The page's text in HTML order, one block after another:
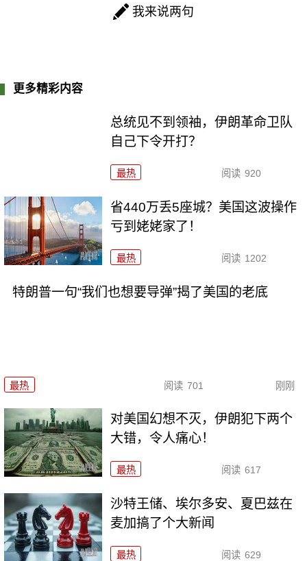
我来说两句
更多精彩内容
总统见不到领袖，伊朗革命卫队
自己下令开打？
最热 阅读 920
省440万丢5座城？美国这波操作
亏到姥姥家了！
最热 阅读 1202
特朗普一句“我们也想要导弹”揭了美国的老底
最热 阅读 701 刚刚
对美国幻想不灭，伊朗犯下两个
大错，令人痛心！
最热 阅读 617
沙特王储、埃尔多安、夏巴兹在
麦加搞了个大新闻
最热 阅读 629